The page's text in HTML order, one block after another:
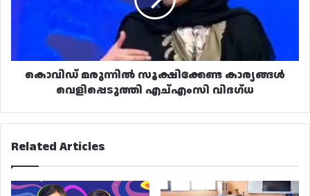
കൊവിഡ് മരുന്നിൽ സൂക്ഷിക്കേണ്ട കാര്യങ്ങൾ
വെളിപ്പെടുത്തി എച്എംസി വിദഗ്ധ
Related Articles